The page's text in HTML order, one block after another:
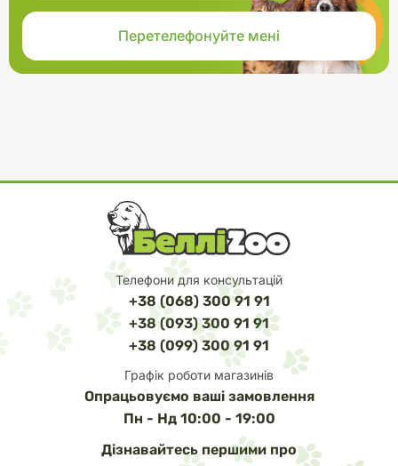
Телефони для консультацій
+38 (068) 300 91 91
+38 (093) 300 91 91
+38 (099) 300 91 91
Графік роботи магазинів
Опрацьовуємо ваші замовлення
Пн - Нд 10:00 - 19:00
Дізнавайтесь першими про